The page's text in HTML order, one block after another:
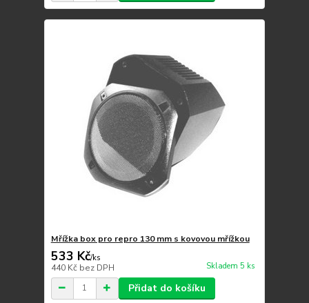
Mřížka box pro repro 130 mm s kovovou mřížkou
533 Kč/ks
440 Kč bez DPH Skladem 5 ks
Přidat do košíku